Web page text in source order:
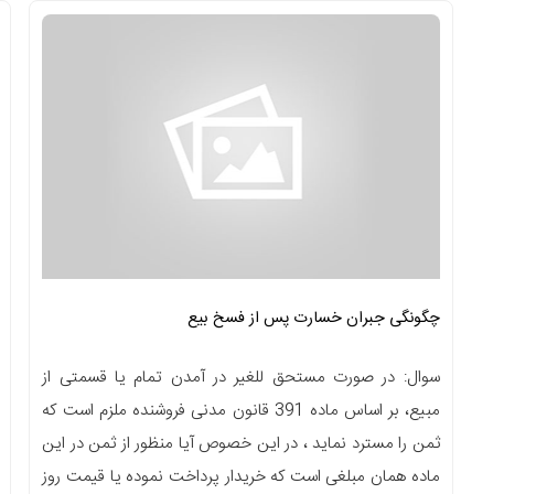
چگونگی جبران خسارت پس از فسخ بیع
سوال: در صورت مستحق للغیر در آمدن تمام یا قسمتی از
مبیع، بر اساس ماده 391 قانون مدنی فروشنده ملزم است که
ثمن را مسترد نماید ، در این خصوص آیا منظور از ثمن در این
ماده همان مبلغی است که خریدار پرداخت نموده یا قیمت روز